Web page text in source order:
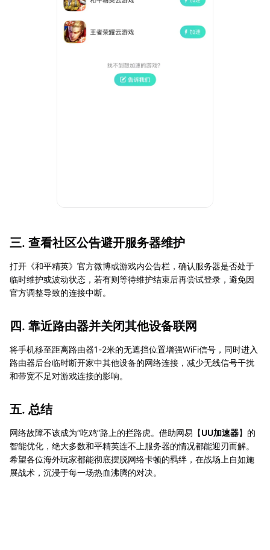
三. 查看社区公告避开服务器维护
打开《和平精英》官方微博或游戏内公告栏，确认服务器是否处于
临时维护或波动状态，若有则等待维护结束后再尝试登录，避免因
官方调整导致的连接中断。
四. 靠近路由器并关闭其他设备联网
将手机移至距离路由器1-2米的无遮挡位置增强WiFi信号，同时进入
路由器后台临时断开家中其他设备的网络连接，减少无线信号干扰
和带宽不足对游戏连接的影响。
五. 总结
网络故障不该成为“吃鸡”路上的拦路虎。借助网易【UU加速器】的
智能优化，绝大多数和平精英连不上服务器的情况都能迎刃而解。
希望各位海外玩家都能彻底摆脱网络卡顿的羁绊，在战场上自如施
展战术，沉浸于每一场热血沸腾的对决。